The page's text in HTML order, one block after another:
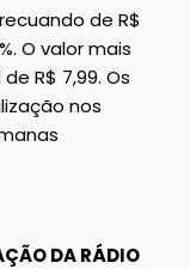
de R$
O valor mais
R$ 7,99. Os
nos
DA RÁDIO